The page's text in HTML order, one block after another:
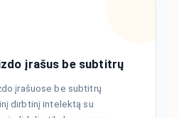
įrašus be subtitrų
įrašuose be subtitrų
dirbtinį intelektą su